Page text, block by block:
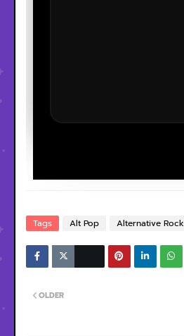
Tags Alt Pop Alternative Rock
OLDER